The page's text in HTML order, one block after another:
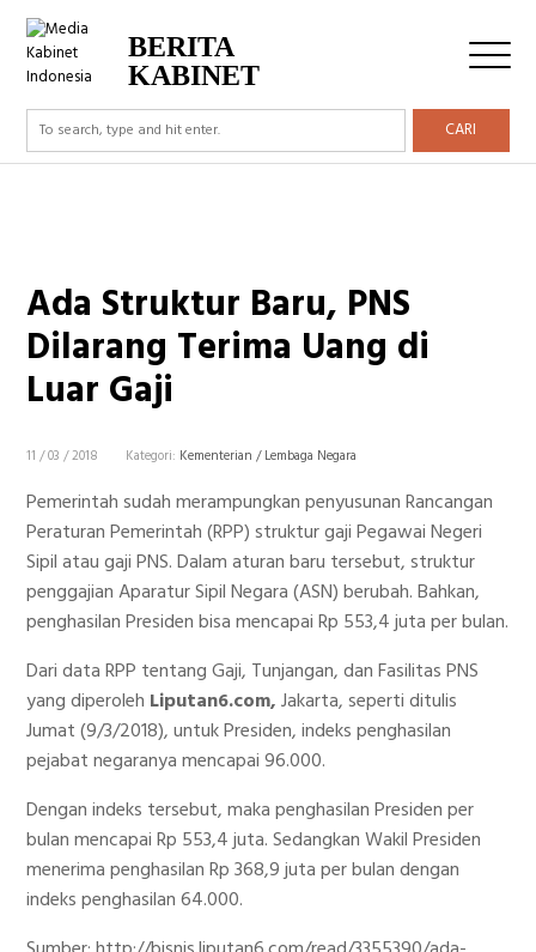
BERITA
KABINET
CARI
Ada Struktur Baru, PNS
Dilarang Terima Uang di
Luar Gaji
11 / 03 / 2018 Kategori: Kementerian / Lembaga Negara
Pemerintah sudah merampungkan penyusunan Rancangan
Peraturan Pemerintah (RPP) struktur gaji Pegawai Negeri
Sipil atau gaji PNS. Dalam aturan baru tersebut, struktur
penggajian Aparatur Sipil Negara (ASN) berubah. Bahkan,
penghasilan Presiden bisa mencapai Rp 553,4 juta per bulan.
Dari data RPP tentang Gaji, Tunjangan, dan Fasilitas PNS
yang diperoleh Liputan6.com,Jakarta, seperti ditulis
Jumat (9/3/2018), untuk Presiden, indeks penghasilan
pejabat negaranya mencapai 96.000.
Dengan indeks tersebut, maka penghasilan Presiden per
bulan mencapai Rp 553,4 juta. Sedangkan Wakil Presiden
menerima penghasilan Rp 368,9 juta per bulan dengan
indeks penghasilan 64.000.